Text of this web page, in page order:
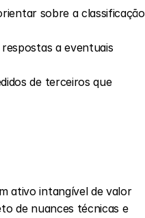
sobre a classificação
a eventuais
de terceiros que
ativo intangível de valor
de nuances técnicas e